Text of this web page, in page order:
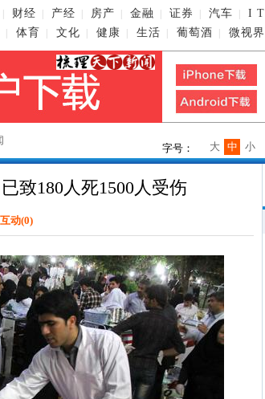
财经 产经 房产 金融 证券 汽车 I T
体育 文化 健康 生活 葡萄酒 微视界
字号： 小
中
大
致180人死1500人受伤
动(0)